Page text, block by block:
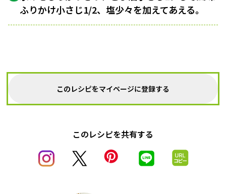
ふりかけ小さじ1/2、塩少々を加えてあえる。
このレシピをマイページに登録する
このレシピを共有する